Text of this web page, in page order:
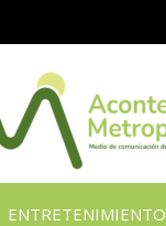
ENTRETENIMIENTO